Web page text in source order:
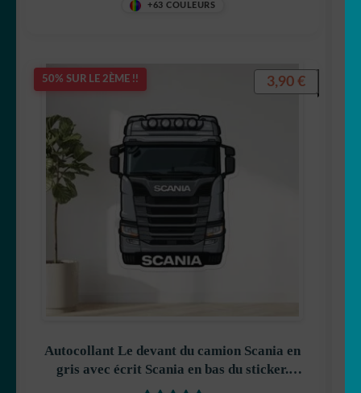
+63 COULEURS
50% SUR LE 2ÈME !!
Autocollant Le devant du camion Scania en
gris avec écrit Scania en bas du sticker.
décoration decostickerstore – S56YH6
3,90 €